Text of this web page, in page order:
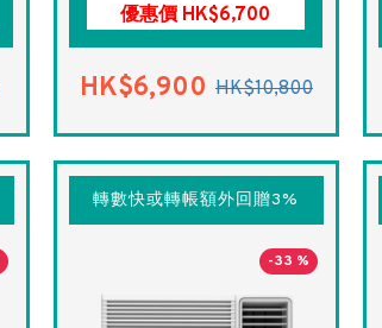
優惠價 HK$6,700
HK$6,900 HK$10,800
轉數快或轉帳額外回贈3%
-33 %